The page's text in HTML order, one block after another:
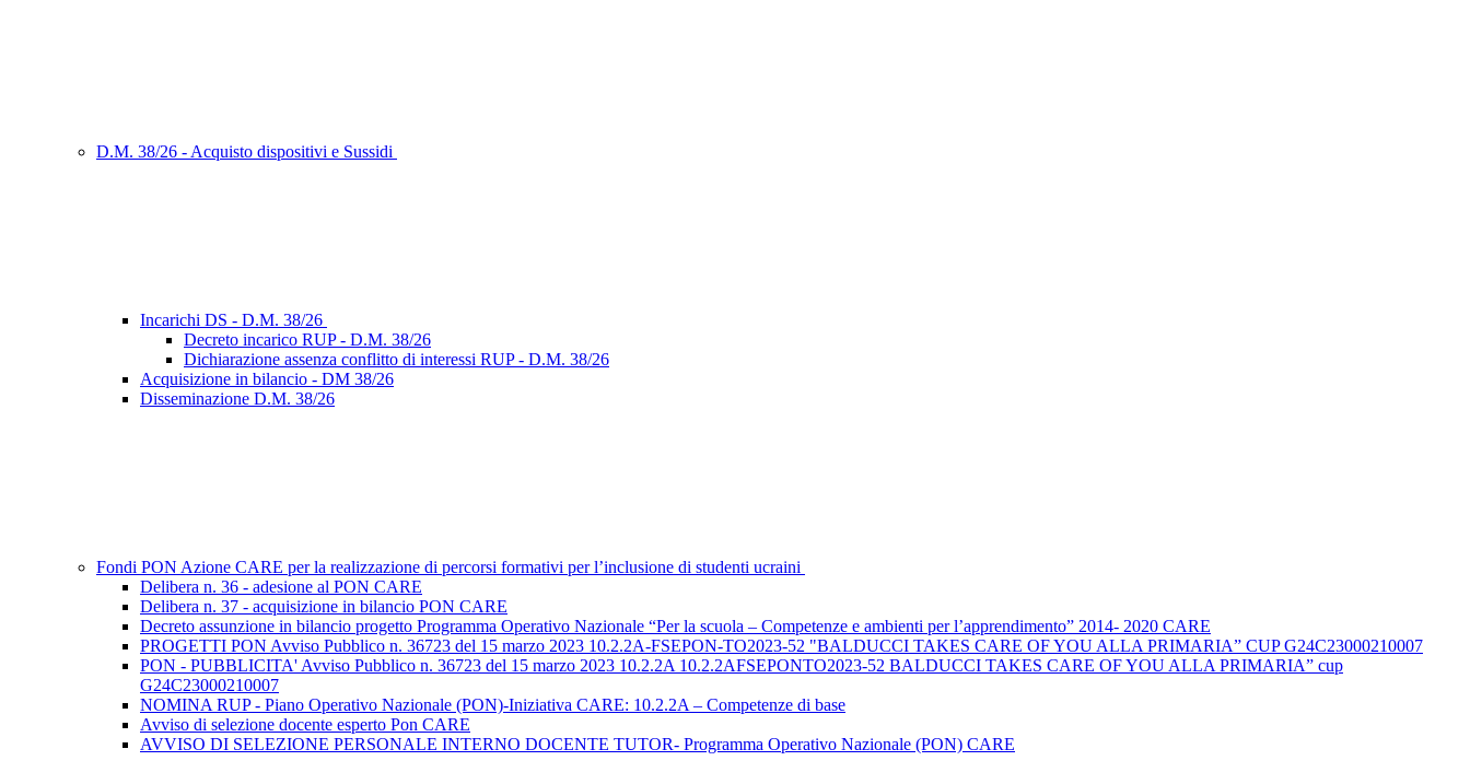
D.M. 38/26 - Acquisto dispositivi e Sussidi
Incarichi DS - D.M. 38/26
Decreto incarico RUP - D.M. 38/26
Dichiarazione assenza conflitto di interessi RUP - D.M. 38/26
Acquisizione in bilancio - DM 38/26
Disseminazione D.M. 38/26
Fondi PON Azione CARE per la realizzazione di percorsi formativi per l’inclusione di studenti ucraini
Delibera n. 36 - adesione al PON CARE
Delibera n. 37 - acquisizione in bilancio PON CARE
Decreto assunzione in bilancio progetto Programma Operativo Nazionale “Per la scuola – Competenze e ambienti per l’apprendimento” 2014- 2020 CARE
PROGETTI PON Avviso Pubblico n. 36723 del 15 marzo 2023 10.2.2A-FSEPON-TO2023-52 "BALDUCCI TAKES CARE OF YOU ALLA PRIMARIA” CUP G24C23000210007
PON - PUBBLICITA' Avviso Pubblico n. 36723 del 15 marzo 2023 10.2.2A 10.2.2AFSEPONTO2023-52 BALDUCCI TAKES CARE OF YOU ALLA PRIMARIA” cup
G24C23000210007
NOMINA RUP - Piano Operativo Nazionale (PON)-Iniziativa CARE: 10.2.2A – Competenze di base
Avviso di selezione docente esperto Pon CARE
AVVISO DI SELEZIONE PERSONALE INTERNO DOCENTE TUTOR- Programma Operativo Nazionale (PON) CARE